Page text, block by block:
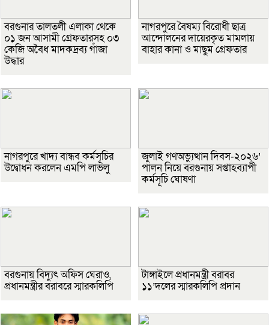
বরগুনার তালতলী এলাকা থেকে
০১ জন আসামী গ্রেফতারসহ ০৩
কেজি অবৈধ মাদকদ্রব্য গাঁজা
উদ্ধার
নাগরপুরে বৈষম্য বিরোধী ছাত্র
আন্দোলনের দায়েরকৃত মামলায়
বাহার কানা ও মাছুম গ্রেফতার
নাগরপুরে খাদ্য বান্ধব কর্মসূচির
উদ্বোধন করলেন এমপি লাভলু
জুলাই গণঅভ্যুত্থান দিবস-২০২৬’
পালন নিয়ে বরগুনায় সপ্তাহব্যাপী
কর্মসূচি ঘোষণা
বরগুনায় বিদ্যুৎ অফিস ঘেরাও,
প্রধানমন্ত্রীর বরাবরে স্মারকলিপি
টাঙ্গাইলে প্রধানমন্ত্রী বরাবর
১১’দলের স্মারকলিপি প্রদান